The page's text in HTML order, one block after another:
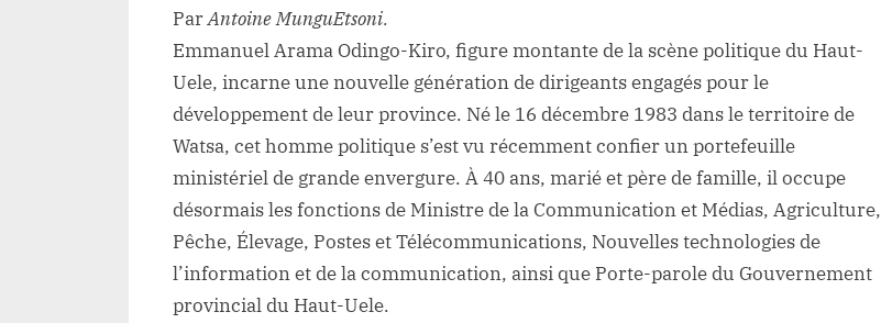
ParAntoine MunguEtsoni.
Emmanuel Arama Odingo-Kiro, figure montante de la scène politique du Haut-
Uele, incarne une nouvelle génération de dirigeants engagés pour le
développement de leur province. Né le 16 décembre 1983 dans le territoire de
Watsa, cet homme politique s’est vu récemment confier un portefeuille
ministériel de grande envergure. À 40 ans, marié et père de famille, il occupe
désormais les fonctions de Ministre de la Communication et Médias, Agriculture,
Pêche, Élevage, Postes et Télécommunications, Nouvelles technologies de
l’information et de la communication, ainsi que Porte-parole du Gouvernement
provincial du Haut-Uele.